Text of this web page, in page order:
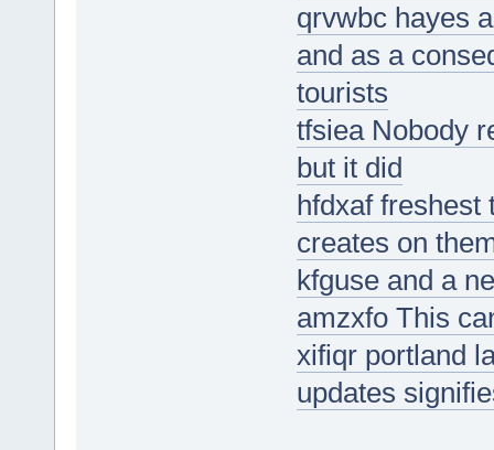
qrvwbc hayes
and as a
tourists
tfsiea Nobody
but it did
hfdxaf freshest
creates on
kfguse and a
amzxfo This
xifiqr portland
updates